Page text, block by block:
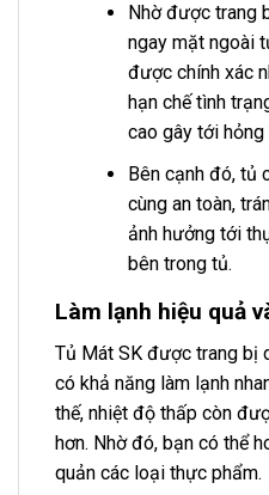
Nhờ được trang
ngay mặt ngoài
được chính xác
hạn chế tình
cao gây tới hỏng
Bên cạnh đó, tủ
cùng an toàn,
ảnh hưởng tới
bên trong tủ.
Làm lạnh hiệu quả
Tủ Mát SK được trang bị
có khả năng làm lạnh
thế, nhiệt độ thấp còn
hơn. Nhờ đó, bạn có thể
quản các loại thực phẩm.